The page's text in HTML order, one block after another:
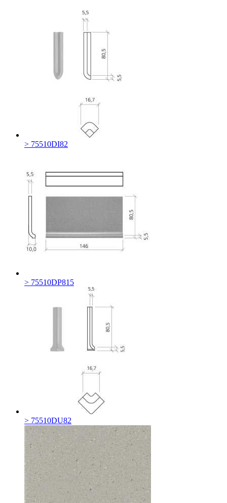
> 75510DI82
> 75510DP815
> 75510DU82